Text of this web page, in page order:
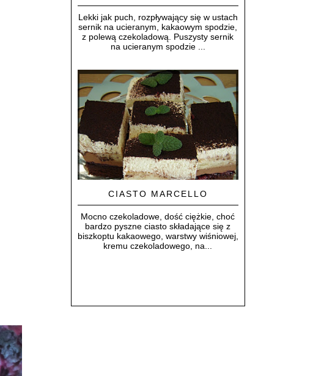
Lekki jak puch, rozpływający się w ustach
sernik na ucieranym, kakaowym spodzie,
z polewą czekoladową. Puszysty sernik
na ucieranym spodzie ...
CIASTO MARCELLO
Mocno czekoladowe, dość ciężkie, choć
bardzo pyszne ciasto składające się z
biszkoptu kakaowego, warstwy wiśniowej,
kremu czekoladowego, na...